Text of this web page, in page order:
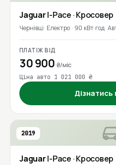
JaguarI-Pace · Кросовер
Чернівці Електро · 90 кВт·год
ПЛАТІЖ ВІД
30 900 ₴/міс
Ціна авто 1 021 000 ₴
Дізнатись
2019
JaguarI-Pace · Кросовер